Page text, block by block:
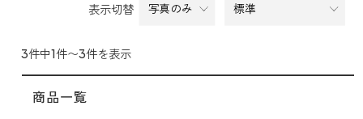
表示切替
3件中1件〜3件を表示
商品一覧